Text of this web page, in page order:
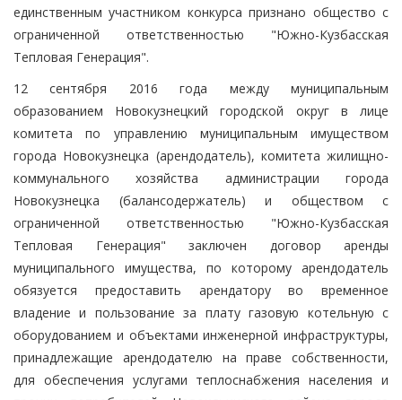
единственным участником конкурса признано общество с
ограниченной ответственностью "Южно-Кузбасская
Тепловая Генерация".
12 сентября 2016 года между муниципальным
образованием Новокузнецкий городской округ в лице
комитета по управлению муниципальным имуществом
города Новокузнецка (арендодатель), комитета жилищно-
коммунального хозяйства администрации города
Новокузнецка (балансодержатель) и обществом с
ограниченной ответственностью "Южно-Кузбасская
Тепловая Генерация" заключен договор аренды
муниципального имущества, по которому арендодатель
обязуется предоставить арендатору во временное
владение и пользование за плату газовую котельную с
оборудованием и объектами инженерной инфраструктуры,
принадлежащие арендодателю на праве собственности,
для обеспечения услугами теплоснабжения населения и